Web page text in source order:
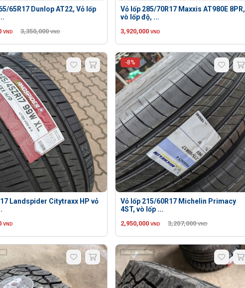
65R17 Dunlop AT22, Vỏ lốp
VND 3,350,000 VND
Vỏ lốp 285/70R17 Maxxis AT980E 8PR,
vò lốp độ, ...
3,920,000 VND
Landspider Citytraxx HP vỏ
VND
-8%
Vỏ lốp 215/60R17 Michelin Primacy
4ST, vò lốp ...
2,950,000 VND 3,207,000 VND